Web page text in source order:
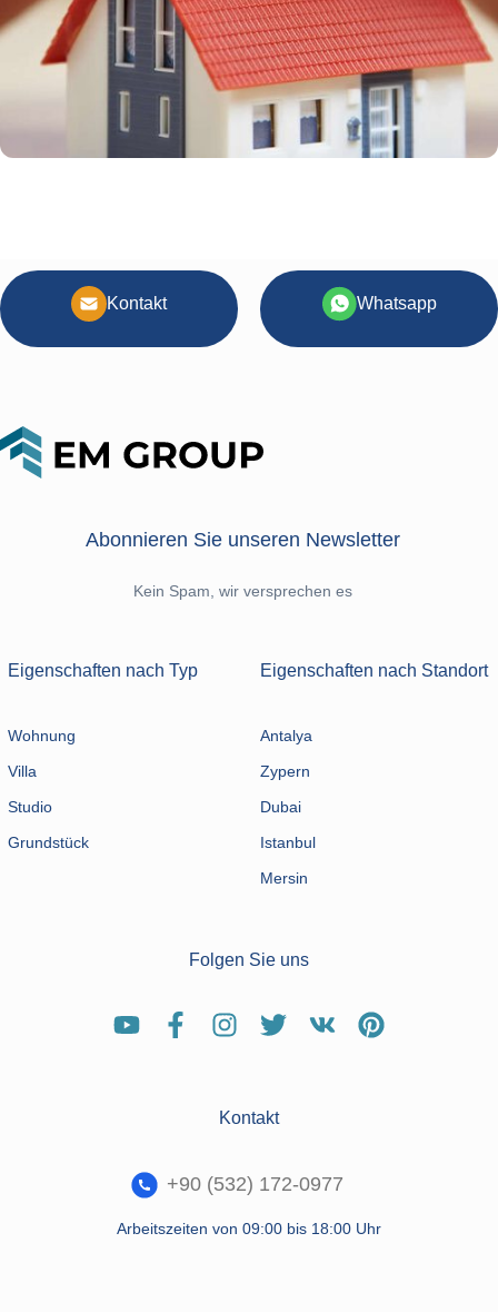
Kontakt Whatsapp
Abonnieren Sie unseren Newsletter
Kein Spam, wir versprechen es
Eigenschaften nach Typ
Wohnung
Villa
Studio
Grundstück
Eigenschaften nach Standort
Antalya
Zypern
Dubai
Istanbul
Mersin
Folgen Sie uns
Kontakt
+90 (532) 172-0977
Arbeitszeiten von 09:00 bis 18:00 Uhr